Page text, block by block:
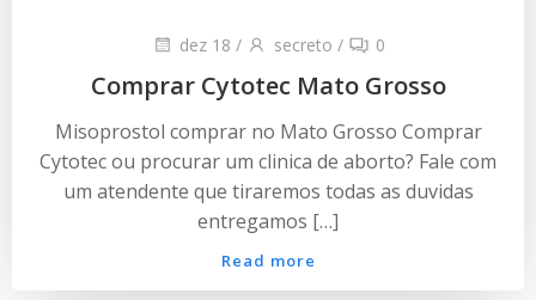
dez 18 / secreto / 0
Comprar Cytotec Mato Grosso
Misoprostol comprar no Mato Grosso Comprar
Cytotec ou procurar um clinica de aborto? Fale com
um atendente que tiraremos todas as duvidas
entregamos […]
Read more